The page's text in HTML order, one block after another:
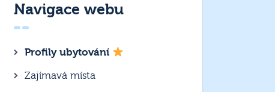
Navigace webu
Profily ubytování
Zajímavá místa